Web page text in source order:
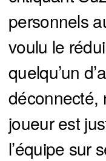
personnels
voulu le
quelqu’un
déconnecté,
joueur est
l’équipe sur